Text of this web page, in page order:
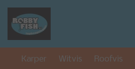
Karper Witvis Roofvis